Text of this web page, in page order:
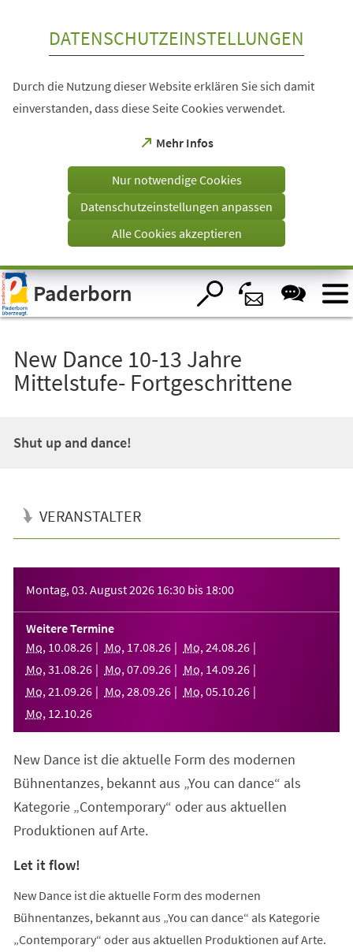
Visuelle
Assistenzsoftware
öffnen.
DATENSCHUTZEINSTELLUNGEN
Durch die Nutzung dieser Website erklären Sie sich damit
einverstanden, dass diese Seite Cookies verwendet.
Mehr Infos
(Öffnet
einem
Tab)
Nur notwendige Cookies
Datenschutzeinstellungen anpassen
Alle Cookies akzeptieren
Paderborn
New Dance 10-13 Jahre
Mittelstufe- Fortgeschrittene
Shut up and dance!
VERANSTALTER
Montag, 03. August 2026 16:30 bis 18:00
Weitere Termine
Mo, 10.08.26 Mo, 17.08.26 Mo, 24.08.26
Mo, 31 .08.26 Mo, 07.09.26 Mo, 14.09.26
Mo, 21 .09.26 Mo, 28.09.26 Mo, 05.10.26
Mo, 12.10.26
New Dance ist die aktuelle Form des modernen
Bühnentanzes, bekannt aus „You can dance“ als
Kategorie „Contemporary“ oder aus aktuellen
Produktionen auf Arte.
Let it flow!
New Dance ist die aktuelle Form des modernen
Bühnentanzes, bekannt aus „You can dance“ als Kategorie
„Contemporary“ oder aus aktuellen Produktionen auf Arte.